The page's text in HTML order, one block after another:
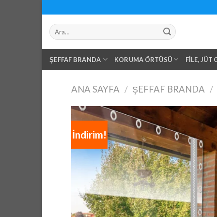
to
content
Ara:
ŞEFFAF BRANDA KORUMA ÖRTÜSÜ FILE, JÜT
ANA SAYFA / ŞEFFAF BRANDA /
İndirim!